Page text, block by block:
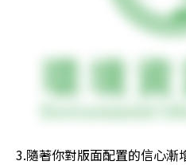
3.隨著你對版面配置的信心漸